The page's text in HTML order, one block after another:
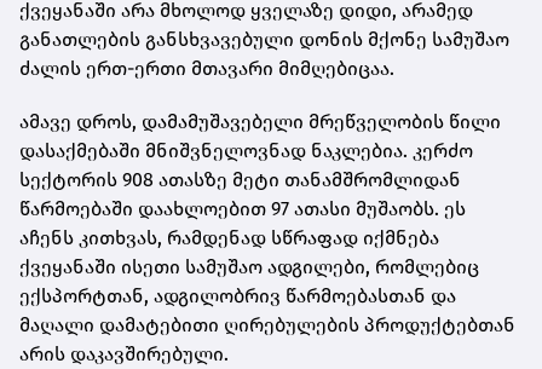
ქვეყანაში არა მხოლოდ ყველაზე დიდი, არამედ
განათლების განსხვავებული დონის მქონე სამუშაო
ძალის ერთ-ერთი მთავარი მიმღებიცაა.
ამავე დროს, დამამუშავებელი მრეწველობის წილი
დასაქმებაში მნიშვნელოვნად ნაკლებია. კერძო
სექტორის 908 ათასზე მეტი თანამშრომლიდან
წარმოებაში დაახლოებით 97 ათასი მუშაობს. ეს
აჩენს კითხვას, რამდენად სწრაფად იქმნება
ქვეყანაში ისეთი სამუშაო ადგილები, რომლებიც
ექსპორტთან, ადგილობრივ წარმოებასთან და
მაღალი დამატებითი ღირებულების პროდუქტებთან
არის დაკავშირებული.